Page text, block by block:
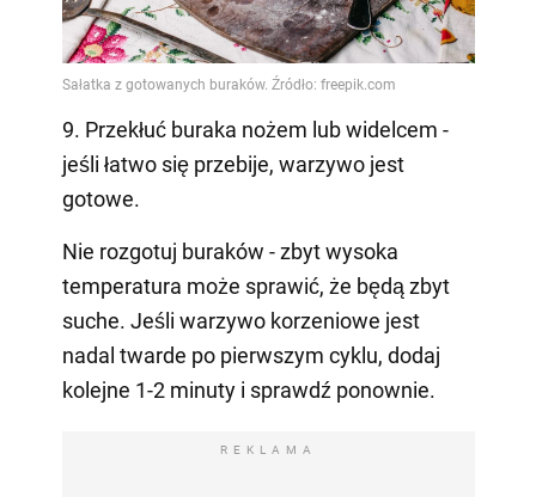
9. Przekłuć buraka nożem lub widelcem -
jeśli łatwo się przebije, warzywo jest
gotowe.
Nie rozgotuj buraków - zbyt wysoka
temperatura może sprawić, że będą zbyt
suche. Jeśli warzywo korzeniowe jest
nadal twarde po pierwszym cyklu, dodaj
kolejne 1-2 minuty i sprawdź ponownie.
REKLAMA